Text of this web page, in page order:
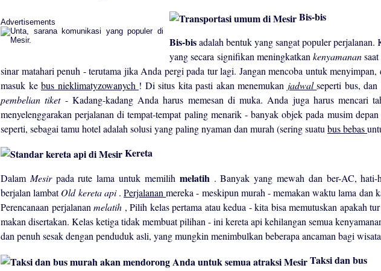
Advertisements
Bis-bis
Bis-bisadalah bentuk yang sangat populer perjalanan.
yang secara signifikan meningkatkan kenyamanan
sinar matahari penuh - terutama jika Anda pergi pada tur lagi. Jangan mencoba untuk menyimpan,
masuk kebus nieklimatyzowanych ! Di situs kita pasti akan menemukan jadwalseperti bus,
pembelian tiket - Kadang-kadang Anda harus memesan di muka. Anda juga harus mencari
menyelenggarakan perjalanan di tempat-tempat paling menarik - banyak objek pada musim
seperti, sebagai tamu hotel adalah solusi yang paling nyaman dan murah (sering suatu bus bebas
Kereta
DalamMesir pada rute lama untuk memilih melatih . Banyak yang mewah dan ber-AC, hati-
berjalan lambatOld kereta api.Perjalananmereka - meskipun murah - memakan waktu lama dan
Perencanaan perjalananmelatih , Pilih kelas pertama atau kedua - kita bisa memutuskan apakah
makan disertakan. Kelas ketiga tidak membuat pilihan - ini kereta api kehilangan semua
dan penuh sesak dengan penduduk asli, yang mungkin menimbulkan beberapa ancaman bagi
Taksi dan bus